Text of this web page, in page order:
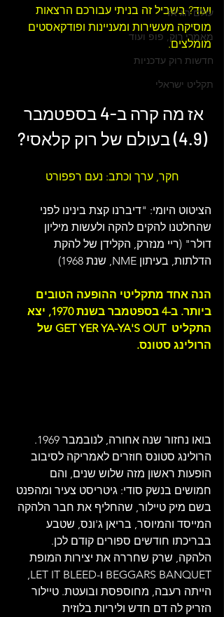
עולם הג'אז
מאמרי רוק, פופ ועוד
חדשות רוק עדכניות
תקליט ישראלי
ועוד? בשביל זה בניתי עבורכם הרצאות
מוסיקה מעשירות ומעניינות ופודקאסטים
מומלצים.
אז מה קרה ב-4 בספטמבר
(4.9) בעולם של
רוק קלאסי?
חקר, ערך וכתב: נעם רפפורט
הציטוט היומי: "דיברנו קצת בינינו לפני
שהחלטנו להקים להקה ולעשות מיליון
דולר" (ריי מנזרק, הקלידן של להקת
הדלתות, בעיתון NME, שנת 1968)
הנה אחד מתקליטי ההופעה הטובים
ביותר. ב-4 בספטמבר בשנת 1970, יצא
התקליט  GET YER YA-YA'S OUT של
הרולינג סטונס.
בואו נחזור שנה אחורה, לנובמבר 1969.
הרולינג סטונס חוזרים לאמריקה לסיבוב
הופעות ראשון מזה שלוש שנים, והם
חמושים בנשק סודי: גיטריסט צעיר ומהפנט
בשם מיק טיילור, שהחליף את חבר הלהקה
המייסד והמיוסר, בריאן ג'ונס, שטבע
בבריכתו חודשים ספורים קודם לכן.
הלהקה, שרק שחררה את יצירות המופת
BEGGARS BANQUET ו-LET IT BLEED,
הייתה רעבה, מחוספסת ובועטת. טיילור
הזריק לה דם חדש וליריות בלוזית